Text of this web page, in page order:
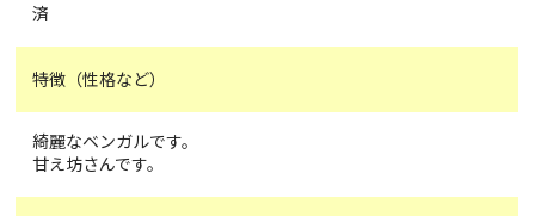
済
特徴（性格など）
綺麗なベンガルです。
甘え坊さんです。